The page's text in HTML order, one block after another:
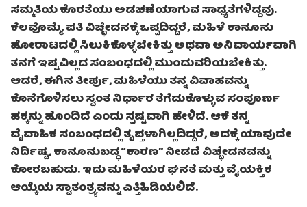
ಸಮ್ಮತಿಯ ಕೊರತೆಯು ಅಡಚಣೆಯಾಗುವ ಸಾಧ್ಯತೆಗಳಿದ್ದವು.
ಕೆಲವೊಮ್ಮೆ, ಪತಿ ವಿಚ್ಛೇದನಕ್ಕೆ ಒಪ್ಪದಿದ್ದರೆ, ಮಹಿಳೆ ಕಾನೂನು
ಹೋರಾಟದಲ್ಲಿ ಸಿಲುಕಿಕೊಳ್ಳಬೇಕಿತ್ತು ಅಥವಾ ಅನಿವಾರ್ಯವಾಗಿ
ತನಗೆ ಇಷ್ಟವಿಲ್ಲದ ಸಂಬಂಧದಲ್ಲಿ ಮುಂದುವರಿಯಬೇಕಿತ್ತು.
ಆದರೆ, ಈಗಿನ ತೀರ್ಪು, ಮಹಿಳೆಯು ತನ್ನ ವಿವಾಹವನ್ನು
ಕೊನೆಗೊಳಿಸಲು ಸ್ವಂತ ನಿರ್ಧಾರ ತೆಗೆದುಕೊಳ್ಳುವ ಸಂಪೂರ್ಣ
ಹಕ್ಕನ್ನು ಹೊಂದಿದೆ ಎಂದು ಸ್ಪಷ್ಟವಾಗಿ ಹೇಳಿದೆ. ಆಕೆ ತನ್ನ
ವೈವಾಹಿಕ ಸಂಬಂಧದಲ್ಲಿ ತೃಪ್ತಳಾಗಿಲ್ಲದಿದ್ದರೆ, ಅದಕ್ಕೆ ಯಾವುದೇ
ನಿರ್ದಿಷ್ಟ, ಕಾನೂನುಬದ್ಧ “ಕಾರಣ” ನೀಡದೆ ವಿಚ್ಛೇದನವನ್ನು
ಕೋರಬಹುದು. ಇದು ಮಹಿಳೆಯರ ಘನತೆ ಮತ್ತು ವೈಯಕ್ತಿಕ
ಆಯ್ಕೆಯ ಸ್ವಾತಂತ್ರ್ಯವನ್ನು ಎತ್ತಿಹಿಡಿಯಲಿದೆ.